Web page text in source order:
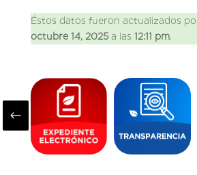
Éstos datos fueron actualizados
octubre 14, 2025a las 12:11 pm.
#